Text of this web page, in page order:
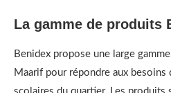
La gamme de produits
Benidex propose une large
Maarif pour répondre aux besoins